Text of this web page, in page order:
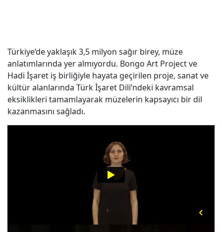
Türkiye’de yaklaşık 3,5 milyon sağır birey, müze
anlatımlarında yer almıyordu. Bongo Art Project ve
Hadi İşaret iş birliğiyle hayata geçirilen proje, sanat ve
kültür alanlarında Türk İşaret Dili’ndeki kavramsal
eksiklikleri tamamlayarak müzelerin kapsayıcı bir dil
kazanmasını sağladı.